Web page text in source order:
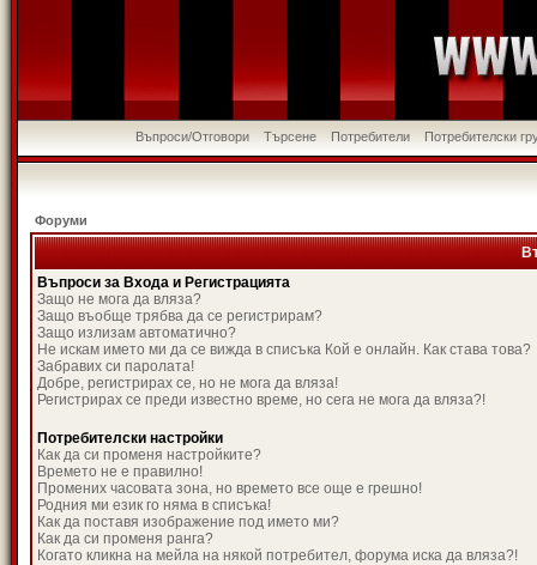
Въпроси/Отговори Търсене Потребители Потребителски
Форуми
Въпроси за Входа и Регистрацията
Защо не мога да вляза?
Защо въобще трябва да се регистрирам?
Защо излизам автоматично?
Не искам името ми да се вижда в списъка Кой е онлайн. Как става това?
Забравих си паролата!
Добре, регистрирах се, но не мога да вляза!
Регистрирах се преди известно време, но сега не мога да вляза?!
Потребителски настройки
Как да си променя настройките?
Времето не е правилно!
Промених часовата зона, но времето все още е грешно!
Родния ми език го няма в списъка!
Как да поставя изображение под името ми?
Как да си променя ранга?
Когато кликна на мейла на някой потребител, форума иска да вляза?!